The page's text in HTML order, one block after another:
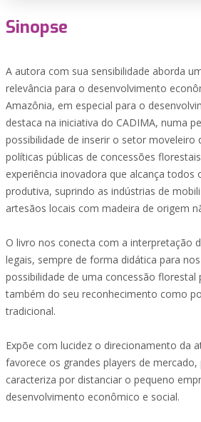
Sinopse
A autora com sua sensibilidade aborda
relevância para o desenvolvimento
Amazônia, em especial para o
destaca na iniciativa do CADIMA, numa
possibilidade de inserir o setor moveleiro
políticas públicas de concessões
experiência inovadora que alcança todos
produtiva, suprindo as indústrias de
artesãos locais com madeira de origem
O livro nos conecta com a interpretação
legais, sempre de forma didática para
possibilidade de uma concessão
também do seu reconhecimento como
tradicional.
Expõe com lucidez o direcionamento da
favorece os grandes players de mercado,
caracteriza por distanciar o pequeno
desenvolvimento econômico e social.